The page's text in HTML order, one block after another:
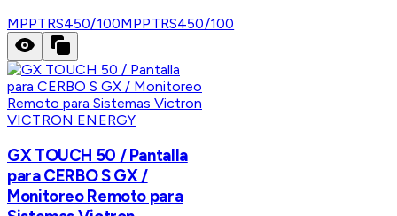
MPPTRS450/100MPPTRS450/100
VICTRON ENERGY
GX TOUCH 50 / Pantalla
para CERBO S GX /
Monitoreo Remoto para